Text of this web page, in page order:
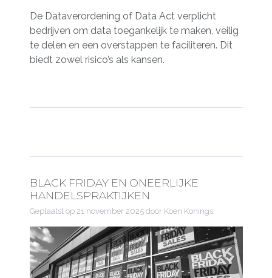
De Dataverordening of Data Act verplicht
bedrijven om data toegankelijk te maken, veilig
te delen en een overstappen te faciliteren. Dit
biedt zowel risico’s als kansen.
BLACK FRIDAY EN ONEERLIJKE
HANDELSPRAKTIJKEN
Geplaatst op 21 november 2025door Koen Konings